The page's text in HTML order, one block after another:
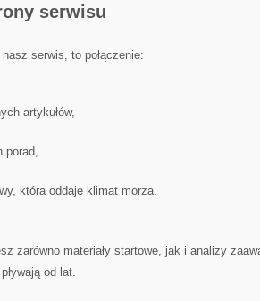
serwisu
serwis, to połączenie:
artykułów,
porad,
która oddaje klimat morza.
zarówno materiały startowe, jak i analizy
od lat.